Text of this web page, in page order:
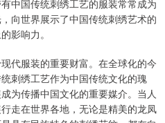
中国传统刺绣工艺的服装常常成为
向世界展示了中国传统刺绣艺术的
影响力。
代服装的重要财富。在全球化的今
刺绣工艺作为中国传统文化的瑰
为传播中国文化的重要媒介。当人
走在世界各地，无论是精美的龙凤